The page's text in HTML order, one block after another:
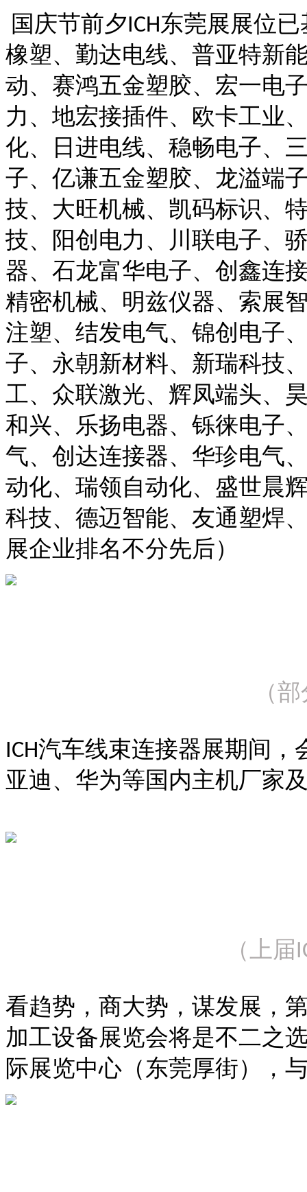
国庆节前夕 ICH 东莞展展位
橡塑、勤达电线、普亚特新
动、赛鸿五金塑胶、宏一电
力、地宏接插件、欧卡工业
化、日进电线、稳畅电子、
子、亿谦五金塑胶、龙溢端
技、大旺机械、凯码标识、
技、阳创电力、川联电子、
器、石龙富华电子、创鑫连
精密机械、明兹仪器、索展
注塑、结发电气、锦创电子
子、永朝新材料、新瑞科技
工、众联激光、辉凤端头、
和兴、乐扬电器、铄徕电子
气、创达连接器、华珍电气
动化、瑞领自动化、盛世晨
科技、德迈智能、友通塑焊
展企业排名不分先后）
（部
ICH汽车线束连接器展期间，
亚迪、华为等国内主机厂家
（ 上届
看趋势，商大势，谋发展，
加工设备展览会将是不二之
际展览中心（东莞厚街）
，